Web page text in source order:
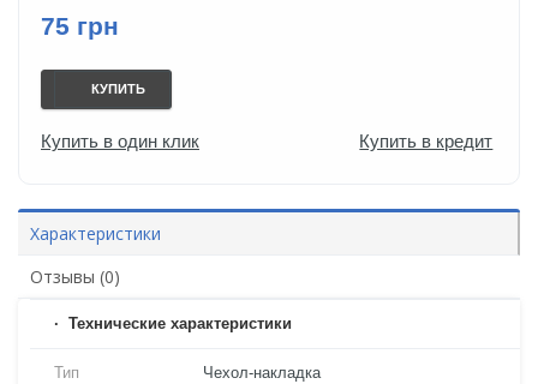
75 грн
КУПИТЬ
Купить в один клик Купить в кредит
Характеристики
Отзывы (0)
Технические характеристики
Тип
Чехол-накладка